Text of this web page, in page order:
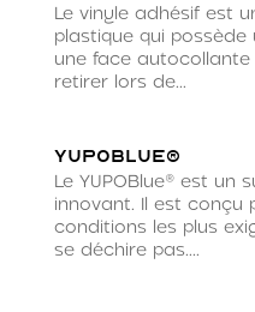
Le vinyle adhésif est
plastique qui
une face
retirer lors de...
YUPOBlue®
Le YUPOBlue® est un
innovant. Il est conçu
conditions les plus
se déchire pas....